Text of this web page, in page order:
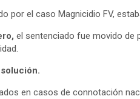
por el caso Magnicidio FV,
el sentenciado fue movido de
en casos de connotación